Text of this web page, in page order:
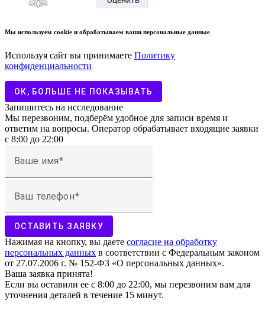
Мы используем cookie и обрабатываем ваши персональные данные
Используя сайт вы принимаете Политику
конфиденциальности
ОК, БОЛЬШЕ НЕ ПОКАЗЫВАТЬ
Запишитесь на исследование
Мы перезвоним, подберём удобное для записи время и
ответим на вопросы. Оператор обрабатывает входящие заявки
с 8:00 до 22:00
Ваше имя
Ваш телефон
ОСТАВИТЬ ЗАЯВКУ
Нажимая на кнопку, вы даете согласие на обработку
персональных данных в соответствии с Федеральным законом
от 27.07.2006 г. № 152-ФЗ «О персональных данных».
Ваша заявка принята!
Если вы оставили ее с 8:00 до 22:00, мы перезвоним вам для
уточнения деталей в течение 15 минут.